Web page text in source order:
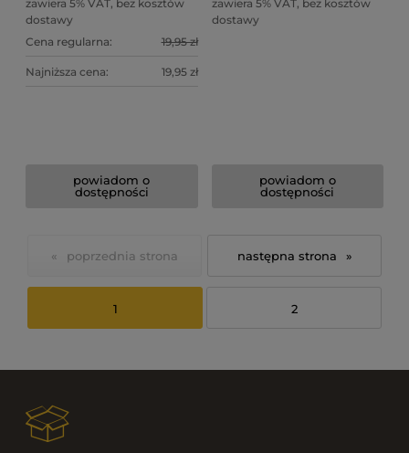
zawiera 5% VAT, bez kosztów
dostawy
Cena regularna:
19,95 zł
Najniższa cena: 19,95 zł
powiadom o
dostępności
zawiera 5% VAT, bez kosztów
dostawy
powiadom o
dostępności
«
1 2
»